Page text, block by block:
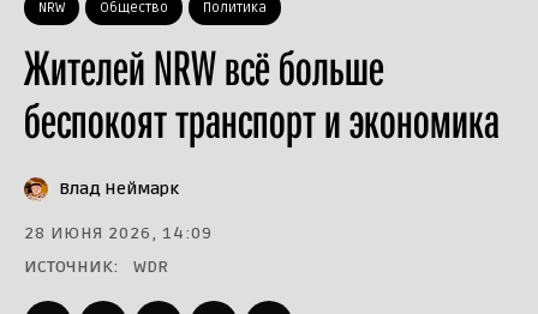
NRW Общество Политика
Жителей NRW всё больше
беспокоят транспорт и экономика
Влад Неймарк
28 ИЮНЯ 2026, 14:09
ИСТОЧНИК:
WDR